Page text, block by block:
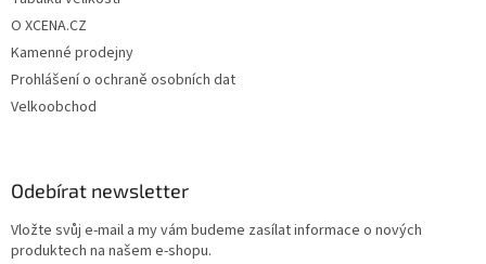
O XCENA.CZ
Kamenné prodejny
Prohlášení o ochraně osobních dat
Velkoobchod
Odebírat newsletter
Vložte svůj e-mail a my vám budeme zasílat informace o nových
produktech na našem e-shopu.